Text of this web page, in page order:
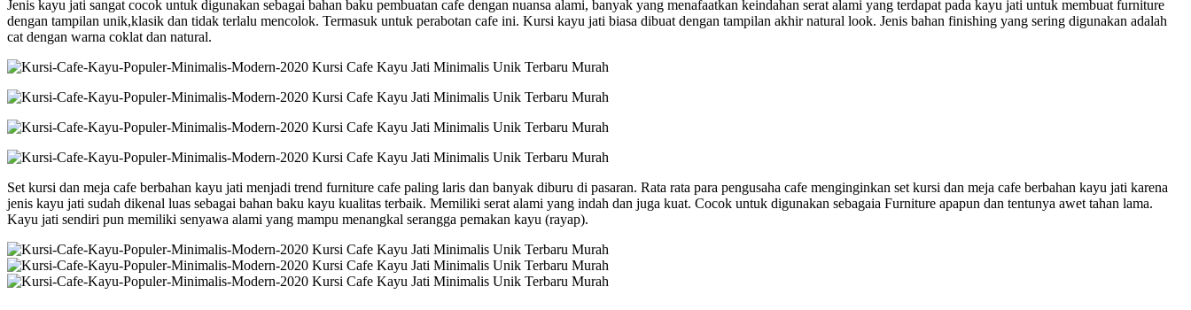
Jenis kayu jati sangat cocok untuk digunakan sebagai bahan baku pembuatan cafe dengan nuansa alami, banyak yang menafaatkan keindahan serat alami yang terdapat pada kayu jati untuk membuat furniture
dengan tampilan unik,klasik dan tidak terlalu mencolok. Termasuk untuk perabotan cafe ini. Kursi kayu jati biasa dibuat dengan tampilan akhir natural look. Jenis bahan finishing yang sering digunakan adalah
cat dengan warna coklat dan natural.
Set kursi dan meja cafe berbahan kayu jati menjadi trend furniture cafe paling laris dan banyak diburu di pasaran. Rata rata para pengusaha cafe menginginkan set kursi dan meja cafe berbahan kayu jati karena
jenis kayu jati sudah dikenal luas sebagai bahan baku kayu kualitas terbaik. Memiliki serat alami yang indah dan juga kuat. Cocok untuk digunakan sebagaia Furniture apapun dan tentunya awet tahan lama.
Kayu jati sendiri pun memiliki senyawa alami yang mampu menangkal serangga pemakan kayu (rayap).